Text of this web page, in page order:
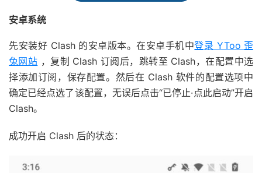
安卓系统
先安装好 Clash 的安卓版本。在安卓手机中登录 YToo 歪
兔网站 ，复制 Clash 订阅后，跳转至 Clash，在配置中选
择添加订阅，保存配置。然后在 Clash 软件的配置选项中
确定已经点选了该配置，无误后点击“已停止·点此启动”开启
Clash。
成功开启 Clash 后的状态：